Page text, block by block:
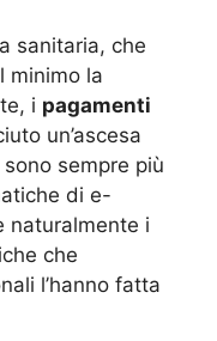
sanitaria, che
minimo la
i pagamenti
un’ascesa
sempre più
di e-
naturalmente i
che
l’hanno fatta